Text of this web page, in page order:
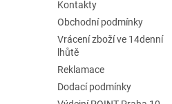
Kontakty
Obchodní podmínky
Vrácení zboží ve 14denní
lhůtě
Reklamace
Dodací podmínky